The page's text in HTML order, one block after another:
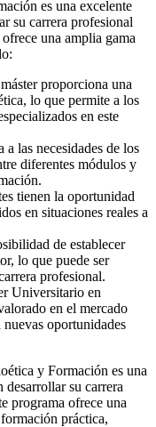
es una excelente
su carrera profesional
una amplia gama
proporciona una
lo que permite a los
en este
a las necesidades de los
diferentes módulos y
tienen la oportunidad
en situaciones reales a
de establecer
lo que puede ser
profesional.
Universitario en
en el mercado
oportunidades
y Formación es una
desarrollar su carrera
programa ofrece una
práctica,